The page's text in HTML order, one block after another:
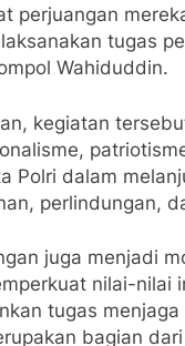
perjuangan
tugas
Wahiduddin.
kegiatan
Polri dalam
perlindungan,
juga menjadi
nilai-nilai
tugas
bagian